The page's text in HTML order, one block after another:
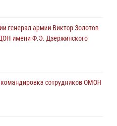
из пускового устройства
генерал армии Виктор Золотов
имени Ф.Э. Дзержинского
сотрудников ОМОН